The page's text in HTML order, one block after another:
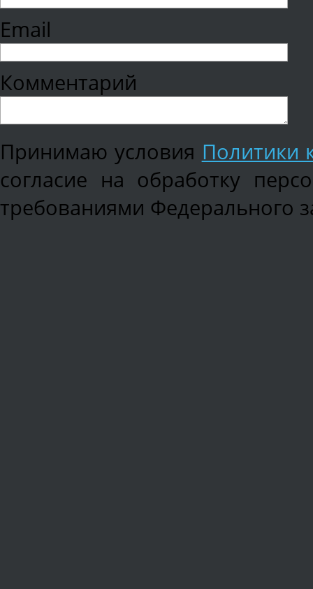
Email
Комментарий
Принимаю условия Политики
согласие на обработку
требованиями Федерального